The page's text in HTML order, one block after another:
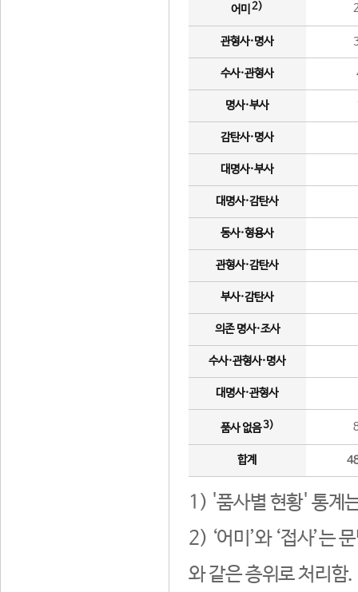
어미 2)
관형사·명사
수사·관형사
명사·부사
감탄사·명사
대명사·부사
대명사·감탄사
동사·형용사
관형사·감탄사
부사·감탄사
의존 명사·조사
수사·관형사·명사
대명사·관형사
품사 없음3)
합계
1) '품사별 현황' 통계
2) ‘어미’와 ‘접사’는
와 같은 층위로 처리함.